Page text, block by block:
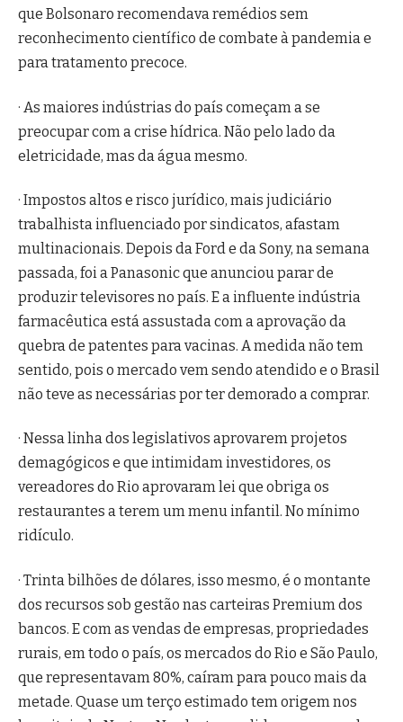
que Bolsonaro recomendava remédios sem
reconhecimento científico de combate à pandemia e
para tratamento precoce.
· As maiores indústrias do país começam a se
preocupar com a crise hídrica. Não pelo lado da
eletricidade, mas da água mesmo.
· Impostos altos e risco jurídico, mais judiciário
trabalhista influenciado por sindicatos, afastam
multinacionais. Depois da Ford e da Sony, na semana
passada, foi a Panasonic que anunciou parar de
produzir televisores no país. E a influente indústria
farmacêutica está assustada com a aprovação da
quebra de patentes para vacinas. A medida não tem
sentido, pois o mercado vem sendo atendido e o Brasil
não teve as necessárias por ter demorado a comprar.
· Nessa linha dos legislativos aprovarem projetos
demagógicos e que intimidam investidores, os
vereadores do Rio aprovaram lei que obriga os
restaurantes a terem um menu infantil. No mínimo
ridículo.
· Trinta bilhões de dólares, isso mesmo, é o montante
dos recursos sob gestão nas carteiras Premium dos
bancos. E com as vendas de empresas, propriedades
rurais, em todo o país, os mercados do Rio e São Paulo,
que representavam 80%, caíram para pouco mais da
metade. Quase um terço estimado tem origem nos